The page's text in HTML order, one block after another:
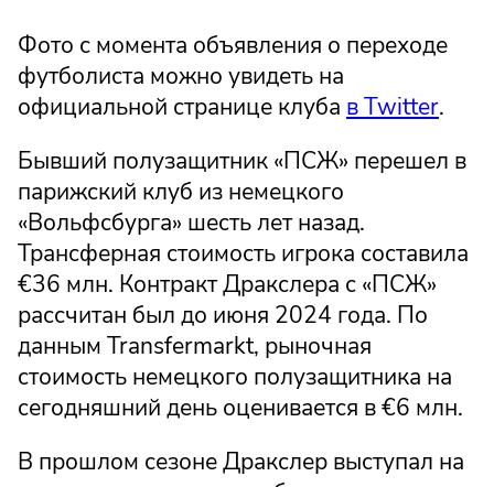
Фото с момента объявления о переходе
футболиста можно увидеть на
официальной странице клуба в Twitter.
Бывший полузащитник «ПСЖ» перешел в
парижский клуб из немецкого
«Вольфсбурга» шесть лет назад.
Трансферная стоимость игрока составила
€36 млн. Контракт Дракслера с «ПСЖ»
рассчитан был до июня 2024 года. По
данным Transfermarkt, рыночная
стоимость немецкого полузащитника на
сегодняшний день оценивается в €6 млн.
В прошлом сезоне Дракслер выступал на